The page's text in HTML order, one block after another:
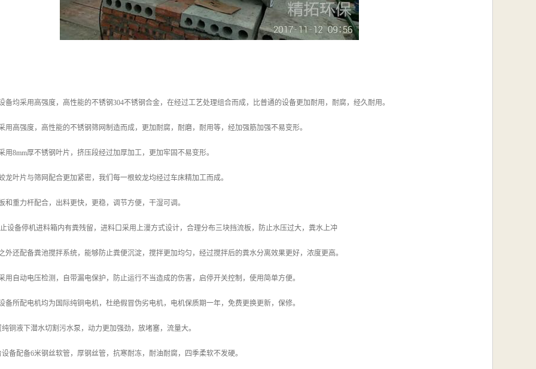
备均采用高强度，高性能的不锈钢304不锈钢合金，在经过工艺处理组合而成，比普通的设备更加耐用，耐腐，经久耐用。
用高强度，高性能的不锈钢筛网制造而成，更加耐腐，耐磨，耐用等，经加强筋加强不易变形。
用8mm厚不锈钢叶片，挤压段经过加厚加工，更加牢固不易变形。
龙叶片与筛网配合更加紧密，我们每一根蛟龙均经过车床精加工而成。
和重力杆配合，出料更快，更稳，调节方便，干湿可调。
设备停机进料箱内有粪残留，进料口采用上漫方式设计，合理分布三块挡流板，防止水压过大，粪水上冲
外还配备粪池搅拌系统，能够防止粪便沉淀，搅拌更加均匀，经过搅拌后的粪水分离效果更好，浓度更高。
用自动电压检测，自带漏电保护，防止运行不当造成的伤害，启停开关控制，使用简单方便。
备所配电机均为国际纯铜电机，杜绝假冒伪劣电机，电机保质期一年，免费更换更新，保修。
铜液下潜水切割污水泵，动力更加强劲，放堵塞，流量大。
备配备6米钢丝软管，厚钢丝管，抗寒耐冻，耐油耐腐，四季柔软不发硬。